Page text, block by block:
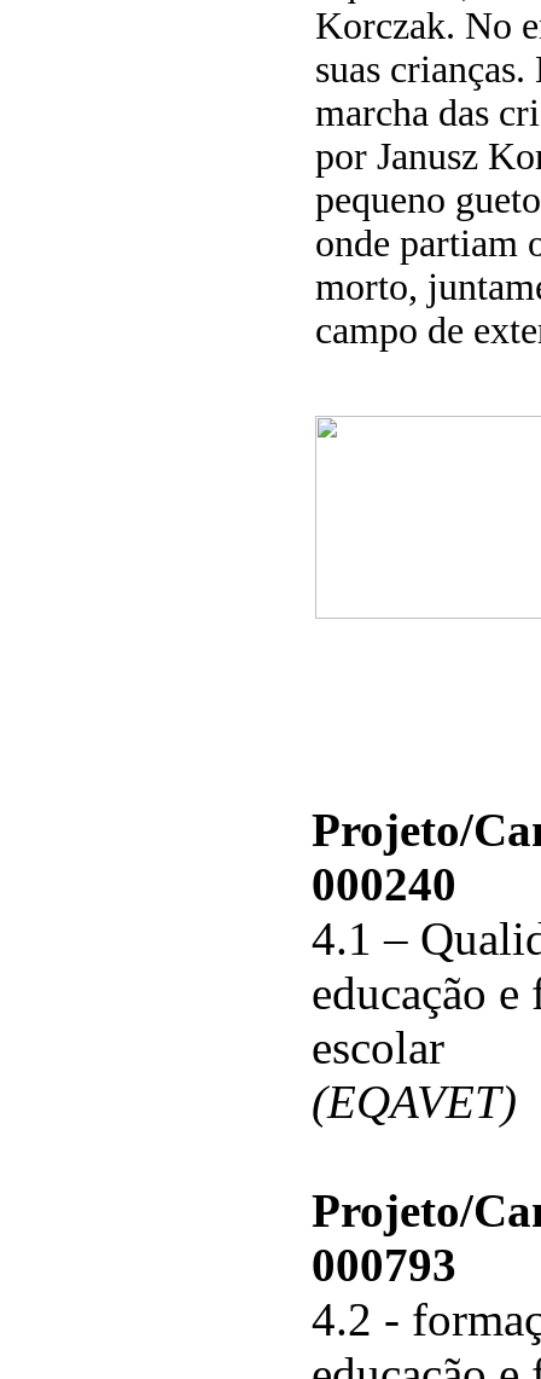
Korczak. No
suas
marcha das
por Janusz
pequeno
onde partiam
morto,
campo de
Projeto/
000240
4.1 –
educação e
escolar
(EQAVET)
Projeto/
000793
4.2 -